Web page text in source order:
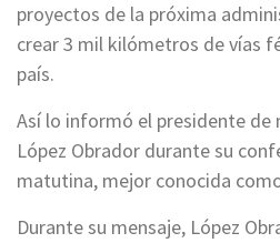
proyectos de la próxima
crear 3 mil kilómetros de vías
país.
Así lo informó el presidente de
López Obrador durante su
matutina, mejor conocida
Durante su mensaje, López